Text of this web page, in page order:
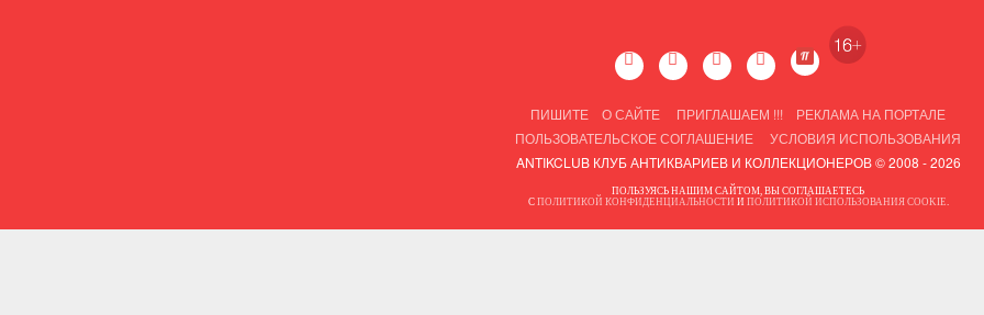
ПИШИТЕ О САЙТЕ ПРИГЛАШАЕМ !!!
РЕКЛАМА НА ПОРТАЛЕ
ПОЛЬЗОВАТЕЛЬСКОЕ СОГЛАШЕНИЕ
УСЛОВИЯ ИСПОЛЬЗОВАНИЯ
ANTIKCLUB КЛУБ АНТИКВАРИЕВ И КОЛЛЕКЦИОНЕРОВ © 2008 - 2026
ПОЛЬЗУЯСЬ НАШИМ САЙТОМ, ВЫ СОГЛАШАЕТЕСЬ
С ПОЛИТИКОЙ КОНФИДЕНЦИАЛЬНОСТИ И ПОЛИТИКОЙ ИСПОЛЬЗОВАНИЯ COOKIE.